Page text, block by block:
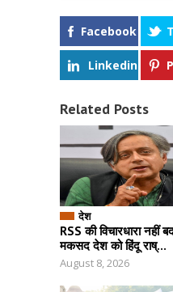
Facebook
Linkedin
Related Posts
देश
RSS की विचारधारा नहीं
मकसद देश को हिंदू राष्...
August 8, 2026